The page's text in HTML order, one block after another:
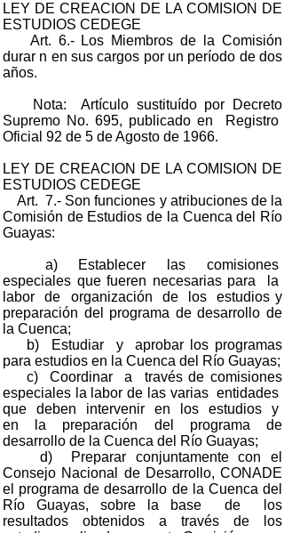
LEY DE CREACION DE LA COMISION DE
ESTUDIOS CEDEGE
Art. 6.- Los Miembros de la Comisión
durar n en sus cargos por un período de dos
años.
Nota: Artículo sustituído por Decreto
Supremo No. 695, publicado en Registro
Oficial 92 de 5 de Agosto de 1966.
LEY DE CREACION DE LA COMISION DE
ESTUDIOS CEDEGE
Art. 7.- Son funciones y atribuciones de la
Comisión de Estudios de la Cuenca del Río
Guayas:
a) Establecer las comisiones
especiales que fueren necesarias para la
labor de organización de los estudios y
preparación del programa de desarrollo de
la Cuenca;
b) Estudiar y aprobar los programas
para estudios en la Cuenca del Río Guayas;
c) Coordinar a través de comisiones
especiales la labor de las varias entidades
que deben intervenir en los estudios y
en la preparación del programa de
desarrollo de la Cuenca del Río Guayas;
d) Preparar conjuntamente con el
Consejo Nacional de Desarrollo, CONADE
el programa de desarrollo de la Cuenca del
Río Guayas, sobre la base de los
resultados obtenidos a través de los